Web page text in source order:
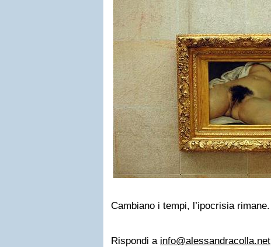
Cambiano i tempi, l’ipocrisia rimane.
Rispondi a info@alessandracolla.net